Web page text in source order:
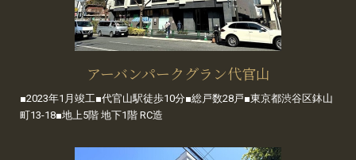
アーバンパークグラン代官山
■2023年1月竣工■代官山駅徒歩10分■総戸数28戸■東京都渋谷区鉢山
町13-18■地上5階 地下1階 RC造